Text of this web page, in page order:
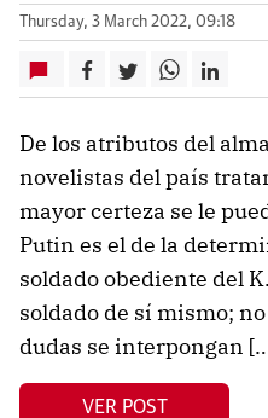
Thursday, 3 March 2022, 09:18
De los atributos del
novelistas del país
mayor certeza se le
Putin es el de la
soldado obediente del
soldado de sí mismo;
dudas se interpongan
VER POST